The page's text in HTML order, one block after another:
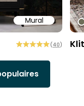
Mural
(40)